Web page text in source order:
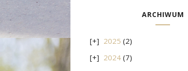
ARCHIWUM
2025 (2)
2024 (7)